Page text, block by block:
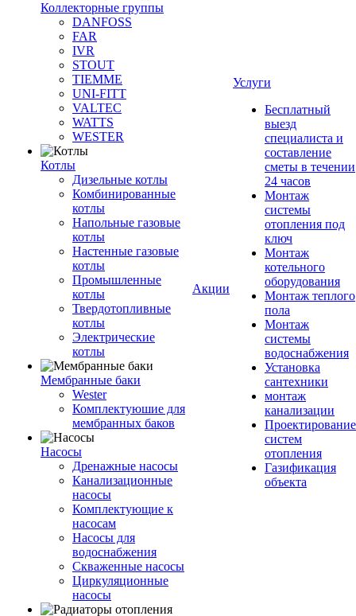
Коллекторные группы
DANFOSS
FAR
IVR
STOUT
TIEMME
UNI-FITT
VALTEC
WATTS
WESTER
Котлы
Дизельные котлы
Комбинированные
котлы
Напольные газовые
котлы
Настенные газовые
котлы
Промышленные
котлы
Твердотопливные
котлы
Электрические
котлы
Мембранные баки
Wester
Комплектуюшие для
мембранных баков
Насосы
Дренажные насосы
Канализационные
насосы
Комплектующие к
насосам
Насосы для
водоснабжения
Скваженные насосы
Циркуляционные
насосы
Акции
Услуги
Бесплатный
выезд
специалиста и
составление
сметы в течении
24 часов
Монтаж
системы
отопления под
ключ
Монтаж
котельного
оборудования
Монтаж теплого
пола
Монтаж
системы
водоснабжения
Установка
сантехники
монтаж
канализации
Проектирование
систем
отопления
Газификация
объекта